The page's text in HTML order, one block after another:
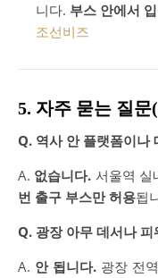
니다. 부스 안에서
조선비즈
5. 자주 묻는 질
Q. 역사 안 플랫폼이나
A. 없습니다. 서울역 실
번 출구 부스만 허용됩
Q. 광장 아무 데서나 피
A. 안 됩니다. 광장 전